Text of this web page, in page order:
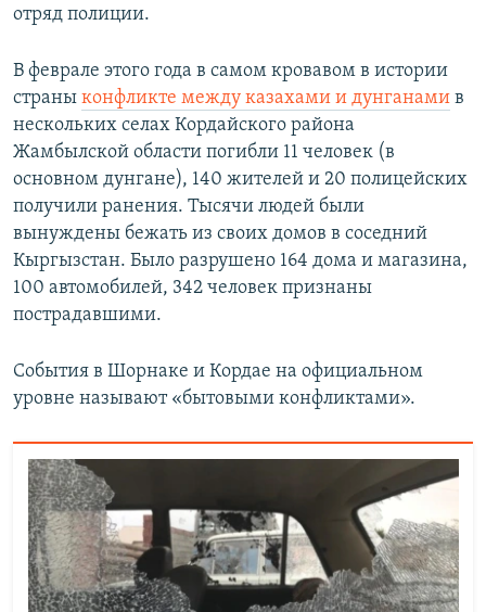
отряд полиции.
В феврале этого года в самом кровавом в истории
страны конфликте между казахами и дунганами в
нескольких селах Кордайского района
Жамбылской области погибли 11 человек (в
основном дунгане), 140 жителей и 20 полицейских
получили ранения. Тысячи людей были
вынуждены бежать из своих домов в соседний
Кыргызстан. Было разрушено 164 дома и магазина,
100 автомобилей, 342 человек признаны
пострадавшими.
События в Шорнаке и Кордае на официальном
уровне называют «бытовыми конфликтами».